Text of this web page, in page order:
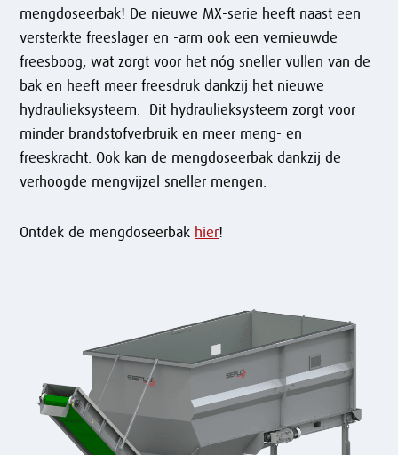
mengdoseerbak! De nieuwe MX-serie heeft naast een
versterkte freeslager en -arm ook een vernieuwde
freesboog, wat zorgt voor het nóg sneller vullen van de
bak en heeft meer freesdruk dankzij het nieuwe
hydraulieksysteem. Dit hydraulieksysteem zorgt voor
minder brandstofverbruik en meer meng- en
freeskracht. Ook kan de mengdoseerbak dankzij de
verhoogde mengvijzel sneller mengen.
Ontdek de mengdoseerbak hier!